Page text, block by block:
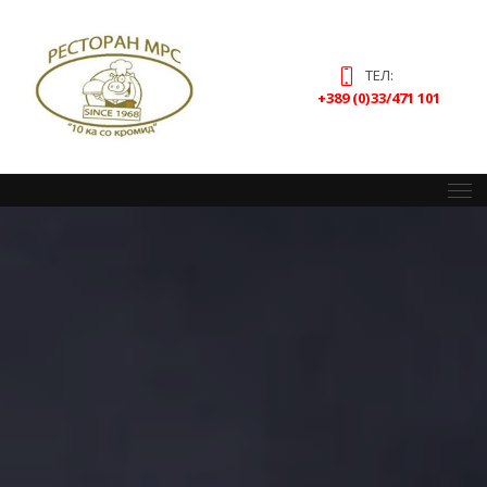
ТЕЛ:
+389 (0)33/471 101